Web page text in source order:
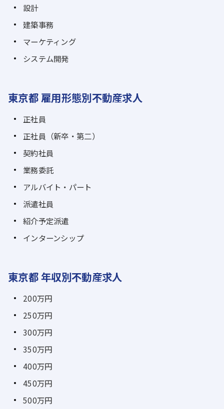
設計
建築事務
マーケティング
システム開発
東京都 雇用形態別不動産求人
正社員
正社員（新卒・第二）
契約社員
業務委託
アルバイト・パート
派遣社員
紹介予定派遣
インターンシップ
東京都 年収別不動産求人
200万円
250万円
300万円
350万円
400万円
450万円
500万円